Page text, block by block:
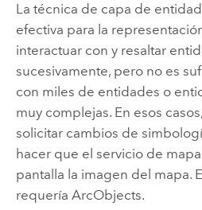
La técnica de capa de
efectiva para la
interactuar con y resaltar
sucesivamente, pero no es
con miles de entidades o
muy complejas. En esos
solicitar cambios de
hacer que el servicio de
pantalla la imagen del mapa.
requería ArcObjects.